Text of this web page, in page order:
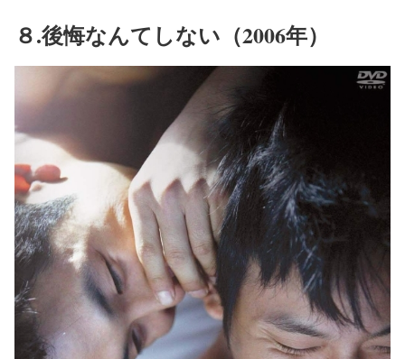
８.後悔なんてしない（2006年）